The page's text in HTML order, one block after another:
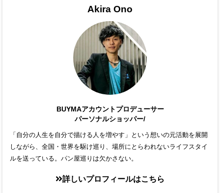
Akira Ono
BUYMAアカウントプロデューサー
パーソナルショッパー/
「自分の人生を自分で描ける人を増やす」という想いの元活動を展開
しながら、全国・世界を駆け巡り、場所にとらわれないライフスタイ
ルを送っている。パン屋巡りは欠かさない。
詳しいプロフィールはこちら